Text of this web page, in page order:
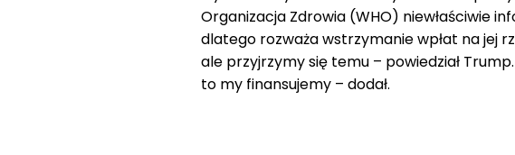
Organizacja Zdrowia (WHO) niewłaściwie
dlatego rozważa wstrzymanie wpłat na jej
ale przyjrzymy się temu – powiedział
to my finansujemy – dodał.